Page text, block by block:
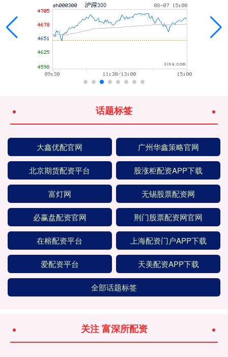
话题标签
大鑫优配官网 广州华鑫策略官网
北京期货配资平台 股涨柜配资APP下载
富灯网 无锡股票配资网
必赢盘配资官网 荆门股票配资网官网
在榕配资平台 上海配资门户APP下载
爱配资平台 天美配资APP下载
全部话题标签
关注 富深所配资